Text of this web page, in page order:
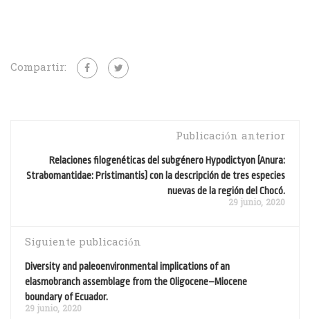
Compartir:
Publicación anterior
Relaciones filogenéticas del subgénero Hypodictyon (Anura:
Strabomantidae: Pristimantis) con la descripción de tres especies
nuevas de la región del Chocó.
29 junio, 2020
Siguiente publicación
Diversity and paleoenvironmental implications of an
elasmobranch assemblage from the Oligocene–Miocene
boundary of Ecuador.
29 junio, 2020